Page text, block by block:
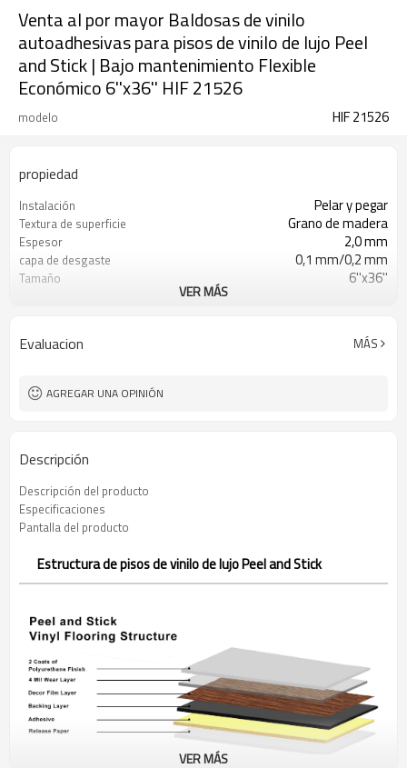
Venta al por mayor Baldosas de vinilo
autoadhesivas para pisos de vinilo de lujo Peel
and Stick | Bajo mantenimiento Flexible
Económico 6''x36'' HIF 21526
modelo HIF 21526
propiedad
Instalación Pelar y pegar
Textura de superficie Grano de madera
Espesor 2,0 mm
capa de desgaste 0,1 mm/0,2 mm
Tamaño 6''x36''
Libre
VER MÁS
Evaluacion MÁS
AGREGAR UNA OPINIÓN
Descripción
Descripción del producto
Especificaciones
Pantalla del producto
Estructura de pisos de vinilo de lujo Peel and Stick
VER MÁS